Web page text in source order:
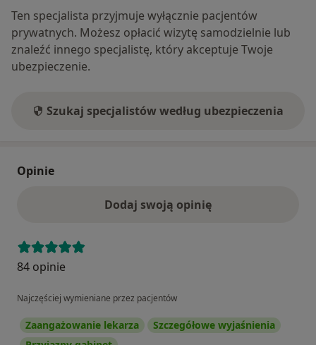
Ten specjalista przyjmuje wyłącznie pacjentów
prywatnych. Możesz opłacić wizytę samodzielnie lub
znaleźć innego specjalistę, który akceptuje Twoje
ubezpieczenie.
Szukaj specjalistów według ubezpieczenia
Opinie
Dodaj swoją opinię
84 opinie
Najczęściej wymieniane przez pacjentów
Zaangażowanie lekarza
Szczegółowe wyjaśnienia